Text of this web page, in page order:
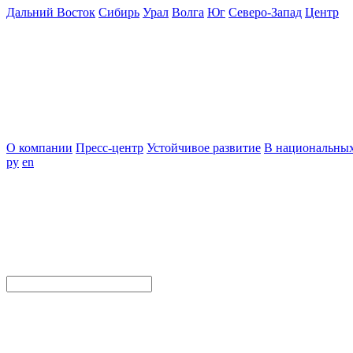
Дальний Восток Сибирь Урал Волга Юг Северо-Запад Центр
О компании Пресс-центр Устойчивое развитие В
ру en